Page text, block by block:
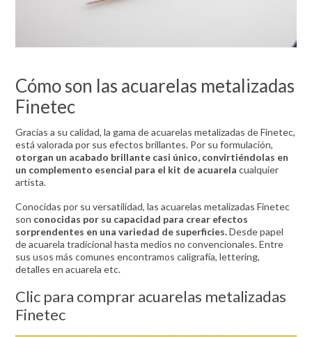
Cómo son las acuarelas metalizadas
Finetec
Gracias a su calidad, la gama de acuarelas metalizadas de Finetec,
está valorada por sus efectos brillantes. Por su formulación,
otorgan un acabado brillante casi único, convirtiéndolas en
un complemento esencial para el kit de acuarela cualquier
artista.
Conocidas por su versatilidad, las acuarelas metalizadas Finetec
son conocidas por su capacidad para crear efectos
sorprendentes en una variedad de superficies.Desde papel
de acuarela tradicional hasta medios no convencionales. Entre
sus usos más comunes encontramos caligrafía, lettering,
detalles en acuarela etc.
Clic para comprar acuarelas metalizadas
Finetec